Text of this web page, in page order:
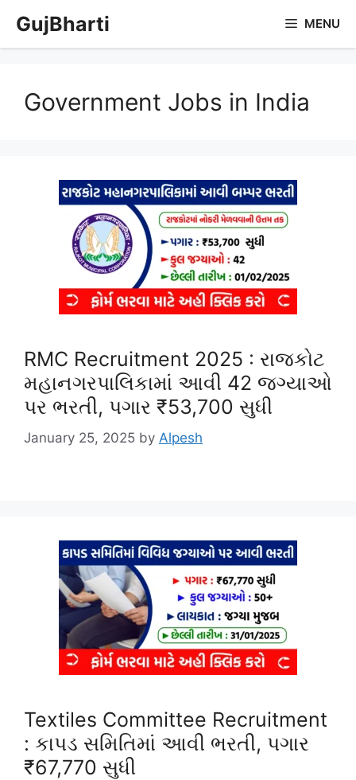
content
GujBharti MENU
Government Jobs in India
RMC Recruitment 2025 : રાજકોટ
મહાનગરપાલિકામાં આવી 42 જગ્યાઓ
પર ભરતી, પગાર ₹53,700 સુધી
January 25, 2025 by Alpesh
Textiles Committee Recruitment
: કાપડ સમિતિમાં આવી ભરતી, પગાર
₹67,770 સુધી